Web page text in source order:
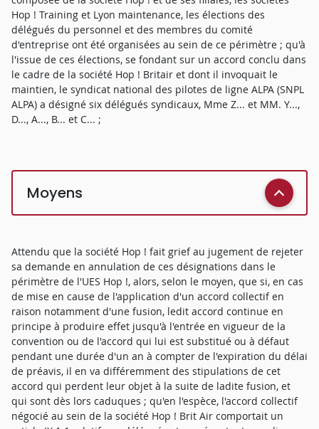
Hop ! Training et Lyon maintenance, les élections des
délégués du personnel et des membres du comité
d'entreprise ont été organisées au sein de ce périmètre ; qu'à
l'issue de ces élections, se fondant sur un accord conclu dans
le cadre de la société Hop ! Britair et dont il invoquait le
maintien, le syndicat national des pilotes de ligne ALPA (SNPL
ALPA) a désigné six délégués syndicaux, Mme Z... et MM. Y...,
D..., A..., B... et C... ;
Moyens
Attendu que la société Hop ! fait grief au jugement de rejeter
sa demande en annulation de ces désignations dans le
périmètre de l'UES Hop !, alors, selon le moyen, que si, en cas
de mise en cause de l'application d'un accord collectif en
raison notamment d'une fusion, ledit accord continue en
principe à produire effet jusqu'à l'entrée en vigueur de la
convention ou de l'accord qui lui est substitué ou à défaut
pendant une durée d'un an à compter de l'expiration du délai
de préavis, il en va différemment des stipulations de cet
accord qui perdent leur objet à la suite de ladite fusion, et
qui sont dès lors caduques ; qu'en l'espèce, l'accord collectif
négocié au sein de la société Hop ! Brit Air comportait un